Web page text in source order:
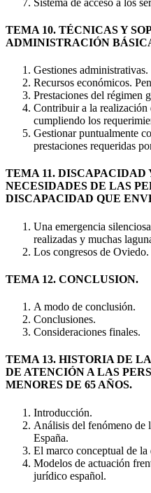
TEMA 10. TÉCNICAS Y
ADMINISTRACIÓN
Gestiones administrativas.
Recursos económicos.
Prestaciones del régimen
Contribuir a la realización
cumpliendo los
Gestionar puntualmente
prestaciones requeridas
TEMA 11.
NECESIDADES DE LAS
DISCAPACIDAD QUE
Una emergencia
realizadas y muchas
Los congresos de Oviedo.
TEMA 12. CONCLUSION.
A modo de conclusión.
Conclusiones.
Consideraciones finales.
TEMA 13. HISTORIA DE
DE ATENCIÓN A LAS
MENORES DE 65 AÑOS.
Introducción.
Análisis del fenómeno de
España.
El marco conceptual de la
Modelos de actuación
jurídico español.